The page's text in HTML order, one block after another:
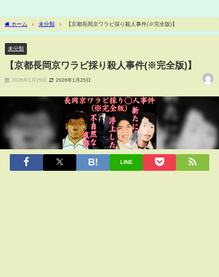
ホーム 未分類 【京都長岡京ワラビ採り殺人事件(※完全版)】
未分類
【京都長岡京ワラビ採り殺人事件(※完全版)】
2026年1月25日 2026年1月25日
LINE